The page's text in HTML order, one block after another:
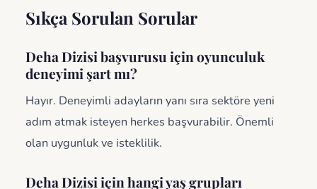
Sıkça Sorulan Sorular
Deha Dizisi başvurusu için oyunculuk
deneyimi şart mı?
Hayır. Deneyimli adayların yanı sıra sektöre yeni
adım atmak isteyen herkes başvurabilir. Önemli
olan uygunluk ve isteklilik.
Deha Dizisi için hangi yaş grupları